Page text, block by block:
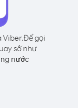
Viber.Để gọi
số như
nước